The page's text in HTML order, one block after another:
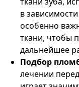
в
особенно
ткани, чтобы
дальнейшее
Подбор
лечении